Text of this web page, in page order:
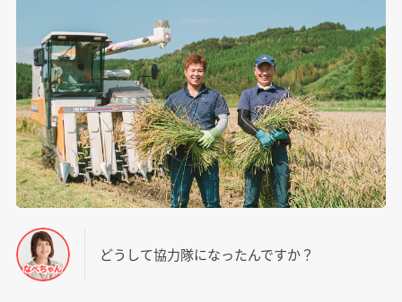
どうして協力隊になったんですか？